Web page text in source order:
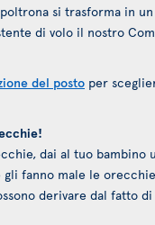
si trasforma in
di volo il nostro
del posto per
dai al tuo bambino
gli fanno male le
derivare dal fatto